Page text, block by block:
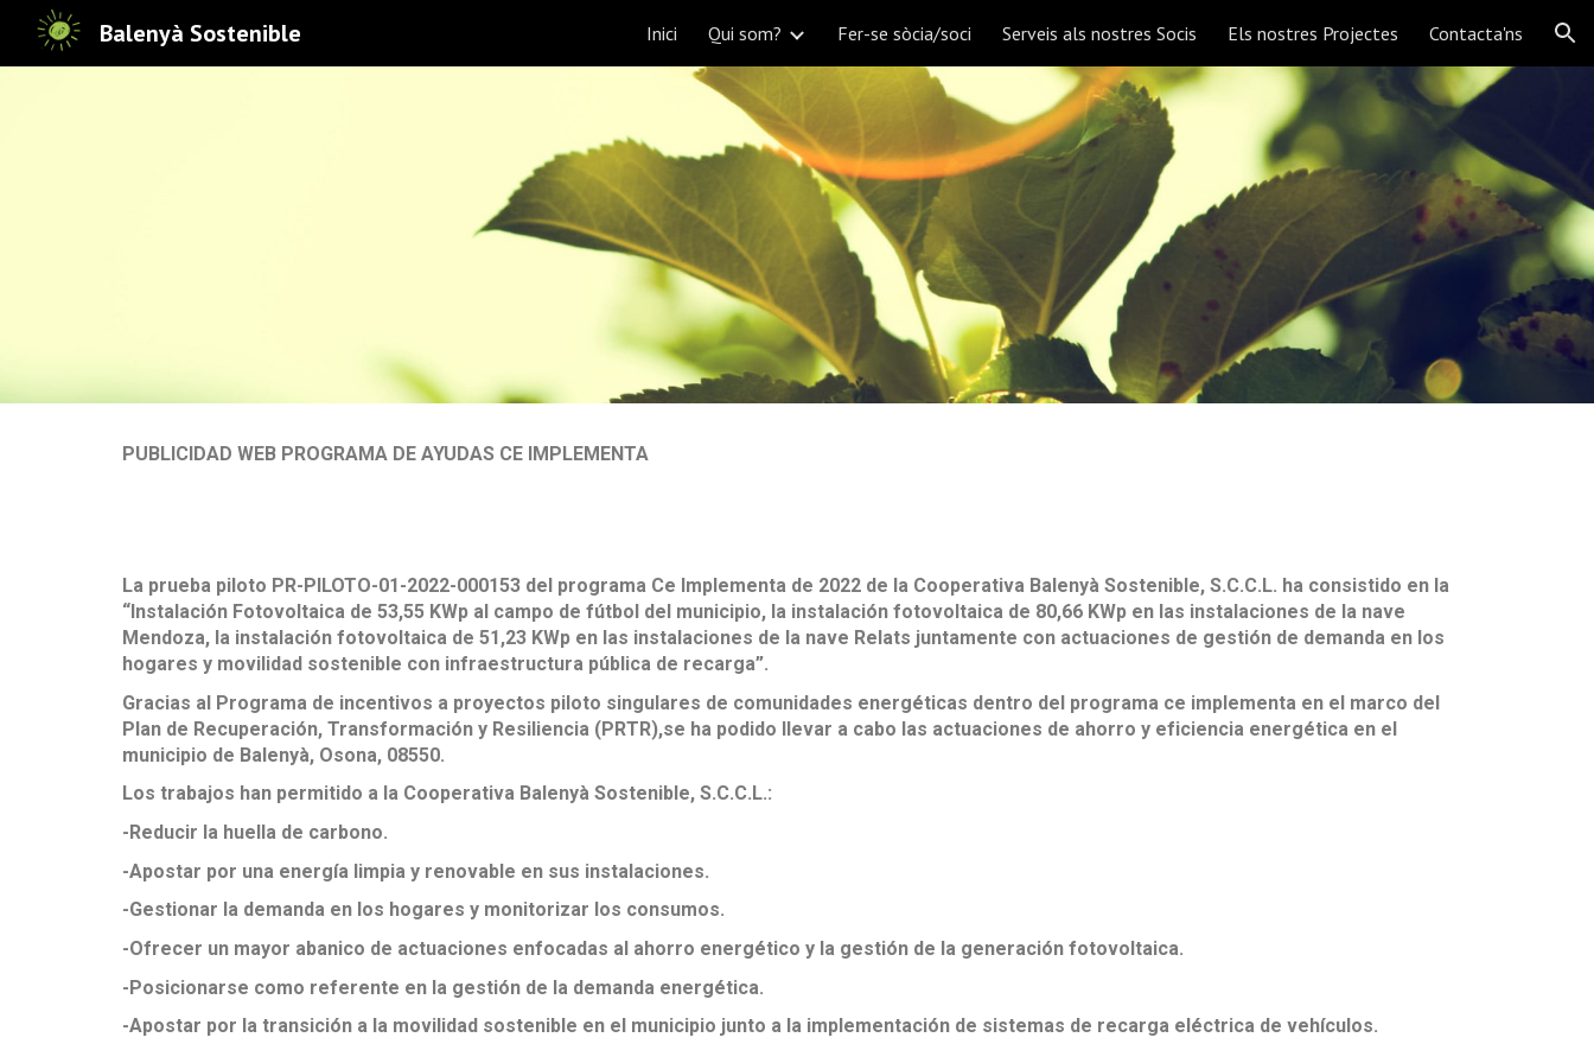
Skip to main content Skip to navigation
Balenyà Sostenible Inici Qui som? Fer-se sòcia/soci Serveis als nostres Socis Els nostres Projectes Contacta'ns
PUBLICIDAD WEB PROGRAMA DE AYUDAS CE IMPLEMENTA
La prueba piloto PR-PILOTO-01-2022-000153 del programa Ce Implementa de 2022 de la Cooperativa Balenyà Sostenible, S.C.C.L. ha consistido en la
“Instalación Fotovoltaica de 53,55 KWp al campo de fútbol del municipio, la instalación fotovoltaica de 80,66 KWp en las instalaciones de la nave
Mendoza, la instalación fotovoltaica de 51,23 KWp en las instalaciones de la nave Relats juntamente con actuaciones de gestión de demanda en los
hogares y movilidad sostenible con infraestructura pública de recarga”.
Gracias al Programa de incentivos a proyectos piloto singulares de comunidades energéticas dentro del programa ce implementa en el marco del
Plan de Recuperación, Transformación y Resiliencia (PRTR),se ha podido llevar a cabo las actuaciones de ahorro y eficiencia energética en el
municipio de Balenyà, Osona, 08550.
Los trabajos han permitido a la Cooperativa Balenyà Sostenible, S.C.C.L.:
-Reducir la huella de carbono.
-Apostar por una energía limpia y renovable en sus instalaciones.
-Gestionar la demanda en los hogares y monitorizar los consumos.
-Ofrecer un mayor abanico de actuaciones enfocadas al ahorro energético y la gestión de la generación fotovoltaica.
-Posicionarse como referente en la gestión de la demanda energética.
-Apostar por la transición a la movilidad sostenible en el municipio junto a la implementación de sistemas de recarga eléctrica de vehículos.